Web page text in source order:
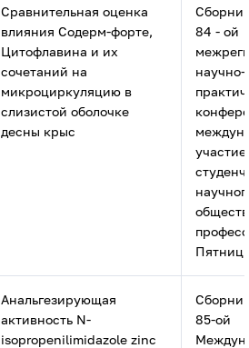
Сравнительная оценка
влияния Содерм-форте,
Цитофлавина и их
сочетаний на
микроциркуляцию в
слизистой оболочке
десны крыс
84 - ой
научно-
Анальгезирующая
активность N-
isopropenilimidazole zinc
85-ой